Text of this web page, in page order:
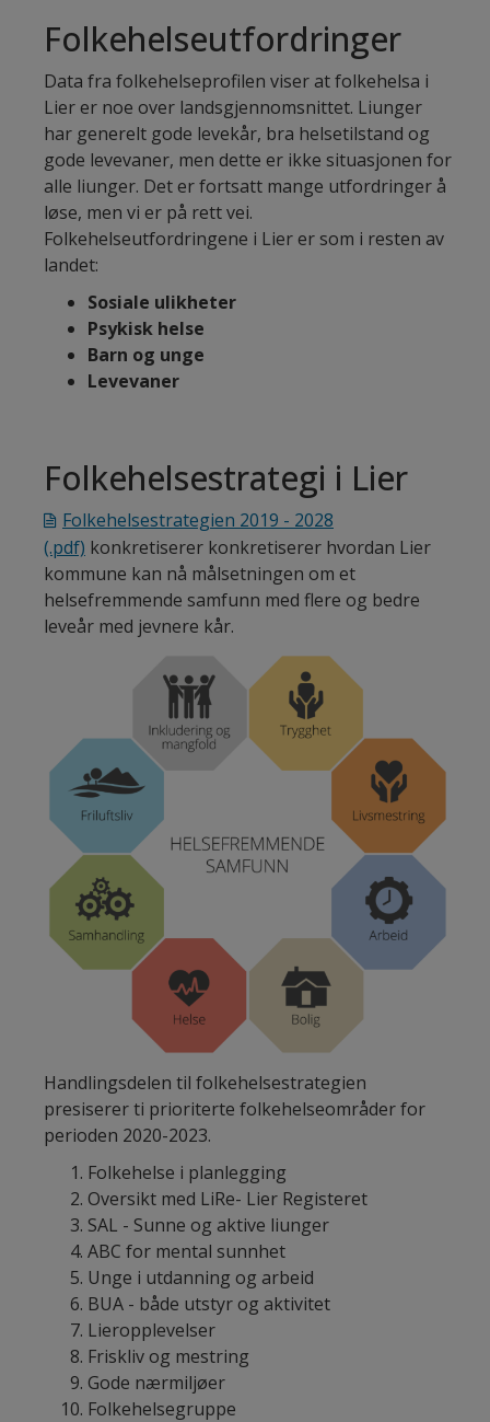
Folkehelseutfordringer
Data fra folkehelseprofilen viser at folkehelsa i
Lier er noe over landsgjennomsnittet. Liunger
har generelt gode levekår, bra helsetilstand og
gode levevaner, men dette er ikke situasjonen for
alle liunger. Det er fortsatt mange utfordringer å
løse, men vi er på rett vei.
Folkehelseutfordringene i Lier er som i resten av
landet:
Sosiale ulikheter
Psykisk helse
Barn og unge
Levevaner
Folkehelsestrategi i Lier
Folkehelsestrategien 2019 - 2028
(.pdf) konkretiserer konkretiserer hvordan Lier
kommune kan nå målsetningen om et
helsefremmende samfunn med flere og bedre
leveår med jevnere kår.
Handlingsdelen til folkehelsestrategien
presiserer ti prioriterte folkehelseområder for
perioden 2020-2023.
Folkehelse i planlegging
Oversikt med LiRe- Lier Registeret
SAL - Sunne og aktive liunger
ABC for mental sunnhet
Unge i utdanning og arbeid
BUA - både utstyr og aktivitet
Lieropplevelser
Friskliv og mestring
Gode nærmiljøer
Folkehelsegruppe